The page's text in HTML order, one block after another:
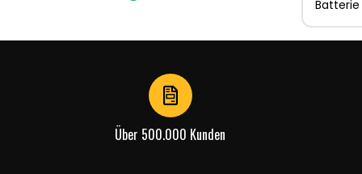
Batterie
Über 500.000 Kunden